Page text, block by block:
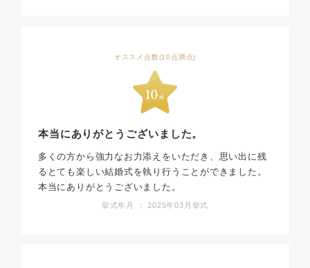
オススメ点数(10点満点)
本当にありがとうございました。
多くの方から強力なお力添えをいただき、思い出に残
るとても楽しい結婚式を執り行うことができました。
本当にありがとうございました。
挙式年月 ： 2025年03月挙式